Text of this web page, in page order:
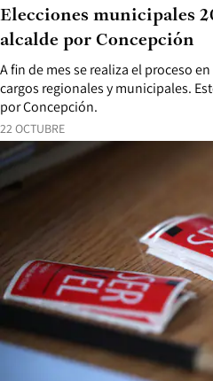
22 OCTUBRE
A fin de mes se realiza el proceso
cargos regionales y municipales.
por Concepción.
Elecciones municipales
alcalde por Concepción